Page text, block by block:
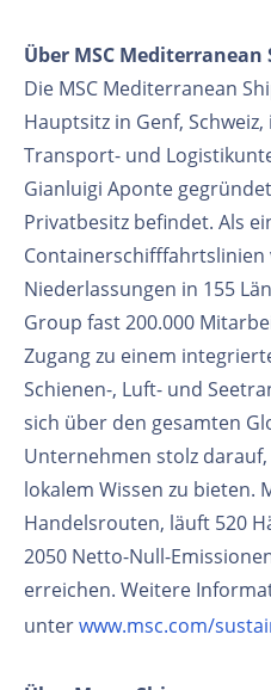
Über MSC
Die MSC Mediterranean
Hauptsitz in Genf,
Transport- und
Gianluigi Aponte
Privatbesitz befindet. Als
Containerschifffahrtslinien
Niederlassungen in 155
Group fast 200.000
Zugang zu einem
Schienen-, Luft- und
sich über den gesamten
Unternehmen stolz
lokalem Wissen zu bieten.
Handelsrouten, läuft 520
2050 Netto-Null-
erreichen. Weitere
unterwww.msc.com/